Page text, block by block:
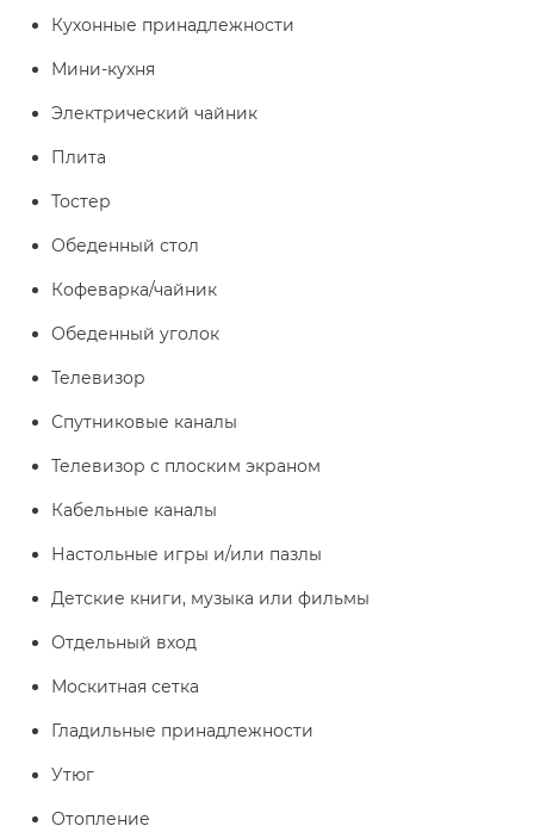
Кухонные принадлежности
Мини-кухня
Электрический чайник
Плита
Тостер
Обеденный стол
Кофеварка/чайник
Обеденный уголок
Телевизор
Спутниковые каналы
Телевизор с плоским экраном
Кабельные каналы
Настольные игры и/или пазлы
Детские книги, музыка или фильмы
Отдельный вход
Москитная сетка
Гладильные принадлежности
Утюг
Отопление